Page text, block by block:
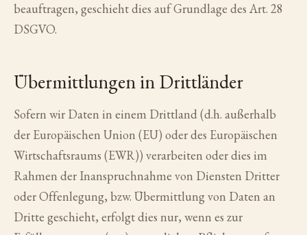
beauftragen, geschieht dies auf Grundlage des Art. 28
DSGVO.
Übermittlungen in Drittländer
Sofern wir Daten in einem Drittland (d.h. außerhalb
der Europäischen Union (EU) oder des Europäischen
Wirtschaftsraums (EWR)) verarbeiten oder dies im
Rahmen der Inanspruchnahme von Diensten Dritter
oder Offenlegung, bzw. Übermittlung von Daten an
Dritte geschieht, erfolgt dies nur, wenn es zur